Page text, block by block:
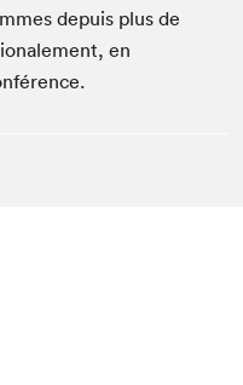
depuis plus de
en